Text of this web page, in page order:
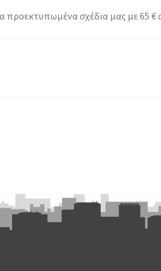
σχέδια μας με 65 €